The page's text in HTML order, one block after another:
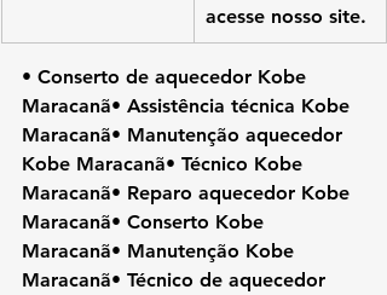
acesse nosso site.
• Conserto de aquecedor Kobe
Maracanã• Assistência técnica Kobe
Maracanã• Manutenção aquecedor
Kobe Maracanã• Técnico Kobe
Maracanã• Reparo aquecedor Kobe
Maracanã• Conserto Kobe
Maracanã• Manutenção Kobe
Maracanã• Técnico de aquecedor